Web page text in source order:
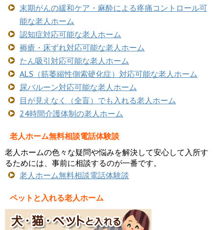
末期がんの緩和ケア・麻酔による疼痛コントロール可
能な老人ホーム
認知症対応可能な老人ホーム
褥瘡・床ずれ対応可能な老人ホーム
たん吸引対応可能な老人ホーム
ALS（筋萎縮性側索硬化症）対応可能な老人ホーム
尿バルーン対応可能な老人ホーム
目が見えなく（全盲）でも入れる老人ホーム
24時間介護体制の老人ホーム
老人ホーム無料相談電話体験談
老人ホームの色々な疑問や悩みを解決して安心して入所す
るためには、事前に相談するのが一番です。
老人ホーム無料相談電話体験談
ペットと入れる老人ホーム